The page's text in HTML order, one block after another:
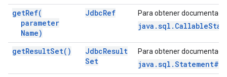
getRef(
parameter
Name)
JdbcRef Para obtener
getResultSet( ) JdbcResult
Set
Para obtener